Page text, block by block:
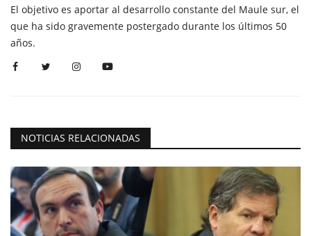
El objetivo es aportar al desarrollo constante del Maule sur, el
que ha sido gravemente postergado durante los últimos 50
años.
NOTICIAS RELACIONADAS